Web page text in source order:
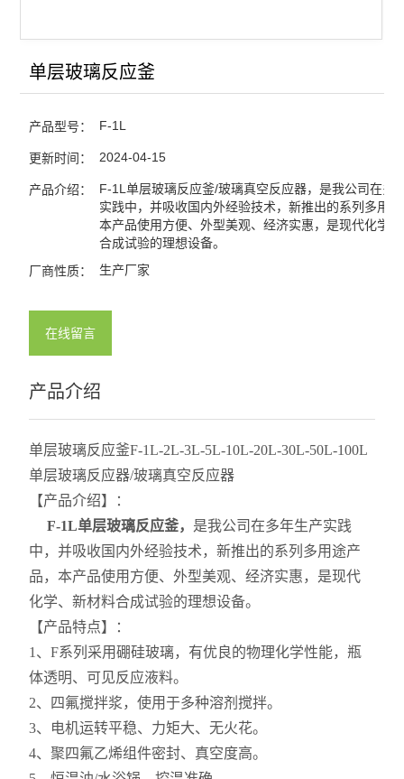
单层玻璃反应釜
产品型号： F-1L
更新时间： 2024-04-15
产品介绍：
F-1L单层玻璃反应釜/玻璃真空反应器，是我公司在多
实践中，并吸收国内外经验技术，新推出的系列多用
本产品使用方便、外型美观、经济实惠，是现代化学
合成试验的理想设备。
厂商性质： 生产厂家
在线留言
产品介绍
单层玻璃反应釜F-1L-2L-3L-5L-10L-20L-30L-50L-100L
单层玻璃反应器/玻璃真空反应器
【产品介绍】：
F-1L单层玻璃反应釜， 是我公司在多年生产实践
中，并吸收国内外经验技术，新推出的系列多用途产
品，本产品使用方便、外型美观、经济实惠，是现代
化学、新材料合成试验的理想设备。
【产品特点】：
1、F系列采用硼硅玻璃，有优良的物理化学性能，瓶
体透明、可见反应液料。
2、四氟搅拌浆，使用于多种溶剂搅拌。
3、电机运转平稳、力矩大、无火花。
4、聚四氟乙烯组件密封、真空度高。